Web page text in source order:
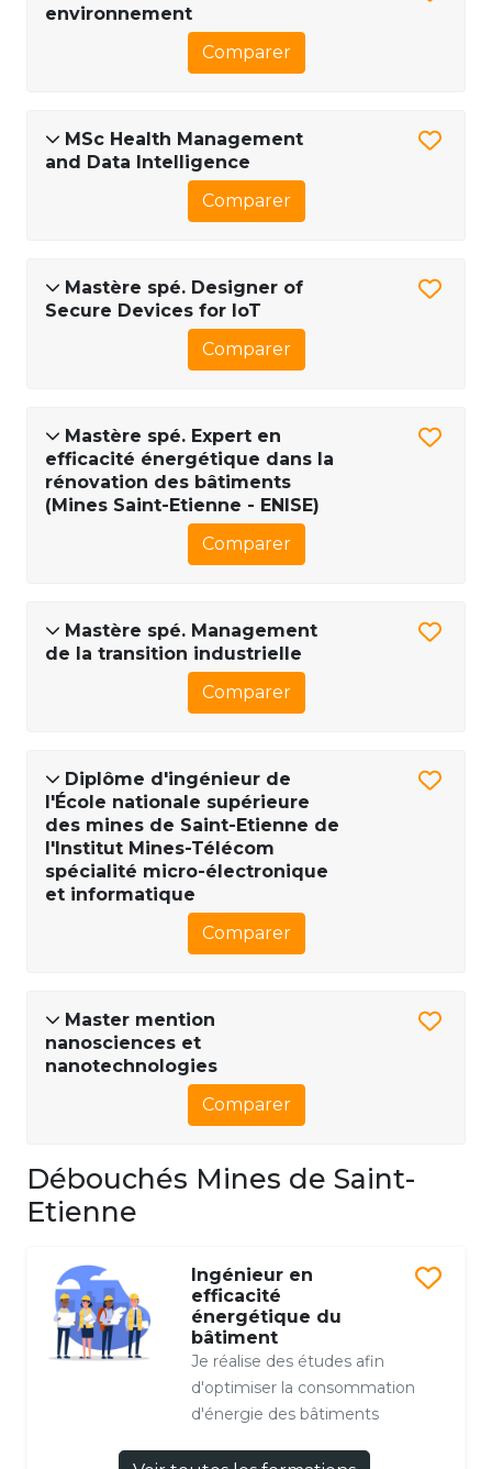
environnement
Comparer
MSc Health Management
and Data Intelligence
Comparer
Mastère spé. Designer of
Secure Devices for IoT
Comparer
Mastère spé. Expert en
efficacité énergétique dans la
rénovation des bâtiments
(Mines Saint-Etienne - ENISE)
Comparer
Mastère spé. Management
de la transition industrielle
Comparer
Diplôme d'ingénieur de
l'École nationale supérieure
des mines de Saint-Etienne de
l'Institut Mines-Télécom
spécialité micro-électronique
et informatique
Comparer
Master mention
nanosciences et
nanotechnologies
Comparer
Débouchés Mines de Saint-
Etienne
Ingénieur en
efficacité
énergétique du
bâtiment
Je réalise des études afin
d'optimiser la consommation
d'énergie des bâtiments